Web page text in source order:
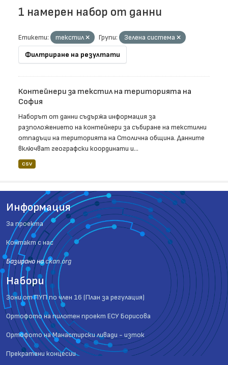
1 намерен набор от данни
Етикети: текстил Групи:
Зелена система
Филтриране на резултати
Контейнери за текстил на територията на
София
Наборът от данни съдържа информация за
разположението на контейнери за събиране на текстилни
отпадъци на територията на Столична община. Данните
включват географски координати и...
CSV
Информация
За проекта
Контакт с нас
Базиранo наckan.org
Набори
Зони от ПУП по член 16 (План за регулация)
Ортофото на пилотен проект ЕСУ Борисова
Ортофото на Манастирски ливади - изток
Прекратени концесии